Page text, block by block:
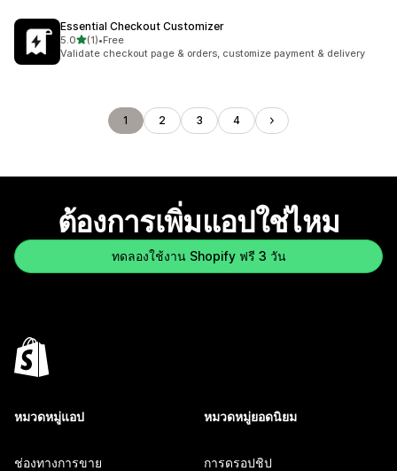
Essential Checkout Customizer
5.0เต็ม 5 ดาว
(1)
ทั้งหมด 1 รีวิว
•Free
Validate checkout page & orders, customize payment & delivery
1 2 3 4
ต้องการเพิ่มแอปใช่ไหม
ทดลองใช้งาน Shopify ฟรี 3 วัน
หมวดหมู่แอป
ช่องทางการขาย
หมวดหมู่ยอดนิยม
การดรอปชิป